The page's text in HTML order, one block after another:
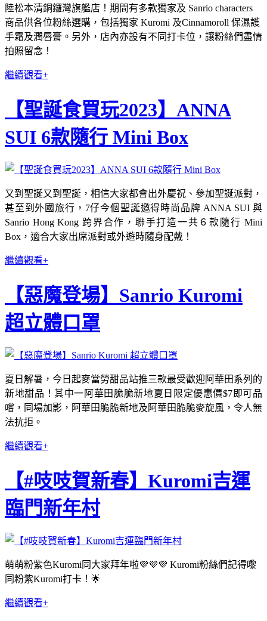
陸松本清銅鑼灣旗艦店！期間有多款獨家及 Sanrio characters
商品供各位粉絲選購，包括獨家 Kuromi 及Cinnamoroll 保濕護
手霜及潤唇膏。另外，店內亦設有不同打卡位，讓粉絲們盡情
拍照留念！
繼續觀看+
【聖誕食買玩2023】ANNA
SUI 6款隨行 Mini Box
又到聖誕又到聖誕，相信大家都會出外慶祝、參加聖誕派對，
甚至到外國旅行，7仔今個聖誕邀得時尚品牌 ANNA SUI 與
Sanrio Hong Kong 跨界合作，聯手打造一共６款隨行 Mini
Box，適合大家出席派對或外遊時隨身配戴！
繼續觀看+
【惡魔登場】Sanrio Kuromi
超立體口罩
夏日解暑，今日起麥當勞甜品站推三款最受歡迎阿華田系列的
新地甜品！其中一阿華田脆脆新地夏日限定優惠價$7即可品
嚐，同場加影，阿華田脆脆新地及阿華田脆脆麥旋風，令人無
法抗拒。
繼續觀看+
【#吱吱賀新春】Kuromi吉運
臨門新年村
萌萌粉紫色Kuromi同大家拜年啦💜💜💜 Kuromi粉絲們記得嚟
同粉紫Kuromi打卡！🌟
繼續觀看+